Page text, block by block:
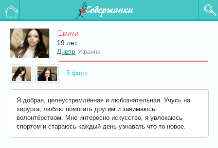
Содержанки
Даша
19 лет
Днепр Украина
3 фото
Я добрая, целеустремлённая и любознательная. Учусь на
хирурга, люблю помогать другим и занимаюсь
волонтёрством. Мне интересно искусство, я увлекаюсь
спортом и стараюсь каждый день узнавать что-то новое.